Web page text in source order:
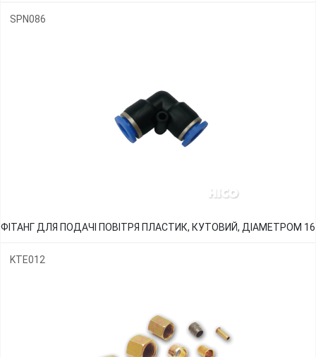
SPN086
ФІТАНГ ДЛЯ ПОДАЧІ ПОВІТРЯ ПЛАСТИК, КУТОВИЙ, ДІАМЕТРОМ 16
KTE012